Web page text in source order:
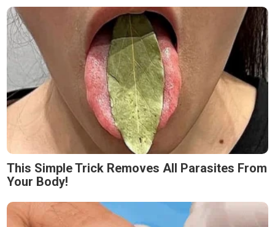
This Simple Trick Removes All Parasites From
Your Body!